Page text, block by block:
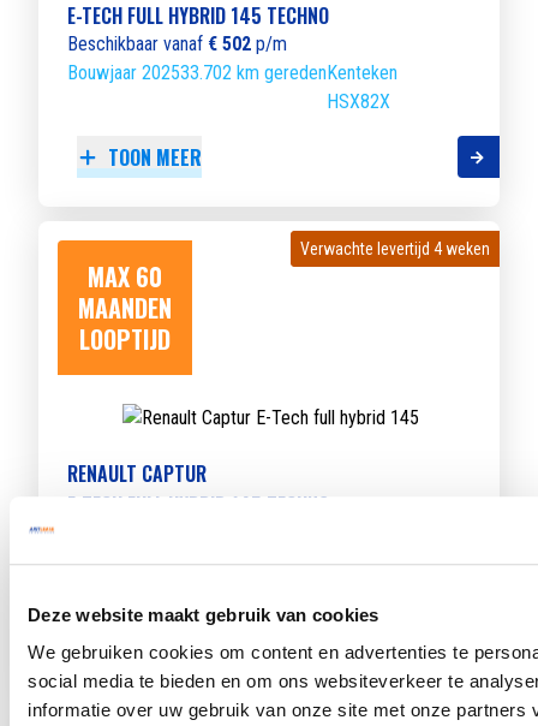
Deze website maakt gebruik van cookies
We gebruiken cookies om content en advertenties te
social media te bieden en om ons websiteverkeer te
informatie over uw gebruik van onze site met onze partners
E-TECH FULL HYBRID 145 TECHNO
Beschikbaar vanaf € 502 p/m
Bouwjaar 202533.702 km geredenKenteken
HSX82X
TOON MEER
MAX 60
MAANDEN
LOOPTIJD
Verwachte levertijd 4 weken
Verwachte levertijd 4 weken
RENAULT CAPTUR
E-TECH FULL HYBRID 145 TECHNO
Bouwjaar 202529.839 km geredenKenteken
TOON MEER